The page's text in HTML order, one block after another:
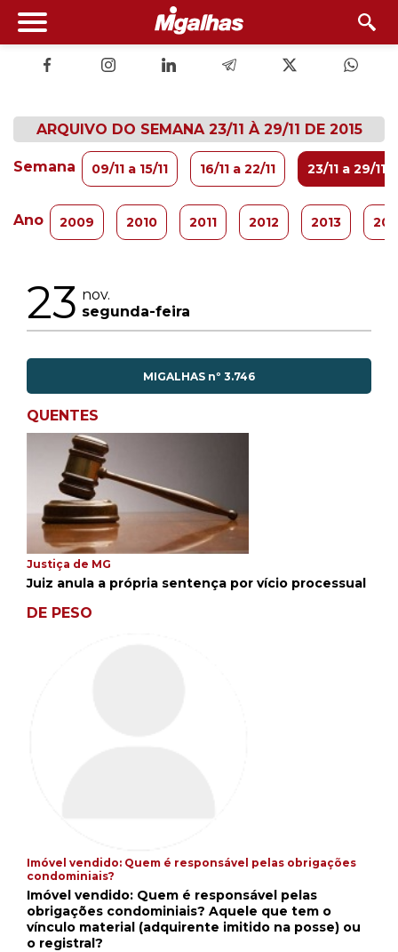
ARQUIVO DO SEMANA 23/11 À 29/11 DE 2015
Semana 09/11 a 15/11 16/11 a 22/11 23/11 a 29/11
Ano 2009 2010 2011 2012 2013
23 nov.
segunda-feira
MIGALHAS nº 3.746
QUENTES
Justiça de MG
Juiz anula a própria sentença por vício processual
DE PESO
Imóvel vendido: Quem é responsável pelas obrigações
condominiais?
Imóvel vendido: Quem é responsável pelas
obrigações condominiais? Aquele que tem o
vínculo material (adquirente imitido na posse) ou
o registral?